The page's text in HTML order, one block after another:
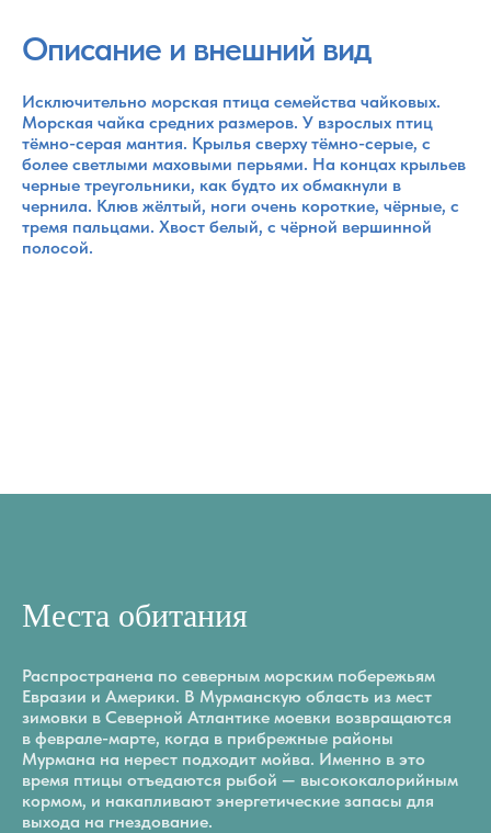
Описание и внешний вид
Исключительно морская птица семейства чайковых.
Морская чайка средних размеров. У взрослых птиц
тёмно-серая мантия. Крылья сверху тёмно-серые, с
более светлыми маховыми перьями. На концах крыльев
черные треугольники, как будто их обмакнули в
чернила. Клюв жёлтый, ноги очень короткие, чёрные, с
тремя пальцами. Хвост белый, с чёрной вершинной
полосой.
Места обитания
Распространена по северным морским побережьям
Евразии и Америки. В Мурманскую область из мест
зимовки в Северной Атлантике моевки возвращаются
в феврале-марте, когда в прибрежные районы
Мурмана на нерест подходит мойва. Именно в это
время птицы отъедаются рыбой — высококалорийным
кормом, и накапливают энергетические запасы для
выхода на гнездование.